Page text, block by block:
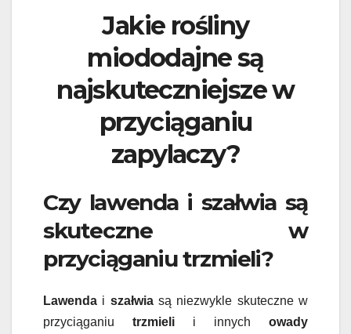
Jakie rośliny
miododajne są
najskuteczniejsze w
przyciąganiu
zapylaczy?
Czy lawenda i szałwia są
skuteczne w
przyciąganiu trzmieli?
Lawenda i szałwiasą niezwykle skuteczne w
przyciąganiu trzmieli i innych owady